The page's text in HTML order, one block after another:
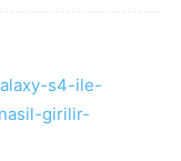
s4-ile-
girilir-